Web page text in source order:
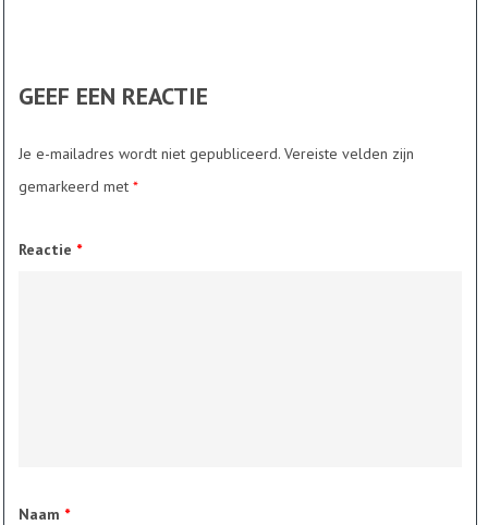
GEEF EEN REACTIE
Je e-mailadres wordt niet gepubliceerd. Vereiste velden zijn
gemarkeerd met*
Reactie *
Naam *